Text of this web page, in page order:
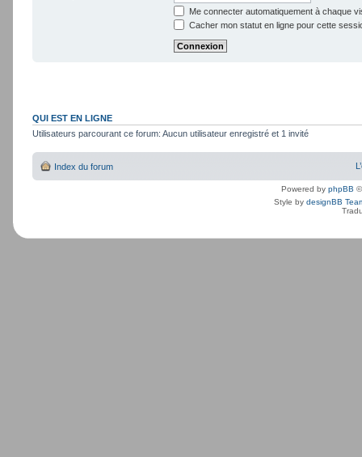
Me connecter automatiquement à chaque
Cacher mon statut en ligne pour cette
QUI EST EN LIGNE
Utilisateurs parcourant ce forum: Aucun utilisateur enregistré et 1 invité
Index du forum
Powered by phpBB
Style by designBB